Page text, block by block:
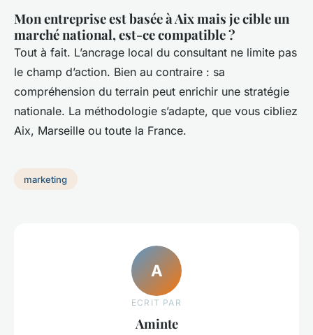
Mon entreprise est basée à Aix mais je cible un
marché national, est-ce compatible ?
Tout à fait. L’ancrage local du consultant ne limite pas
le champ d’action. Bien au contraire : sa
compréhension du terrain peut enrichir une stratégie
nationale. La méthodologie s’adapte, que vous cibliez
Aix, Marseille ou toute la France.
marketing
A
ECRIT PAR
Aminte